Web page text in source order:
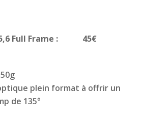
f5,6 Full Frame : 45€
plein format à offrir un
de 135°